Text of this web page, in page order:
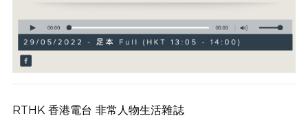
RTHK 香港電台 非常人物生活雜誌